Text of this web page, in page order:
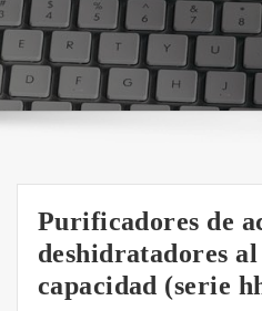
Purificadores de
deshidratadores
capacidad (serie